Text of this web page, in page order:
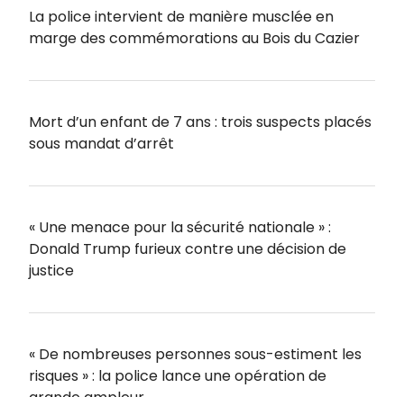
La police intervient de manière musclée en
marge des commémorations au Bois du Cazier
Mort d’un enfant de 7 ans : trois suspects placés
sous mandat d’arrêt
« Une menace pour la sécurité nationale » :
Donald Trump furieux contre une décision de
justice
« De nombreuses personnes sous-estiment les
risques » : la police lance une opération de